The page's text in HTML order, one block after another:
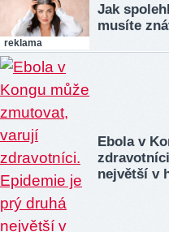
reklama
Jak
musíte
Ebola v
největší v